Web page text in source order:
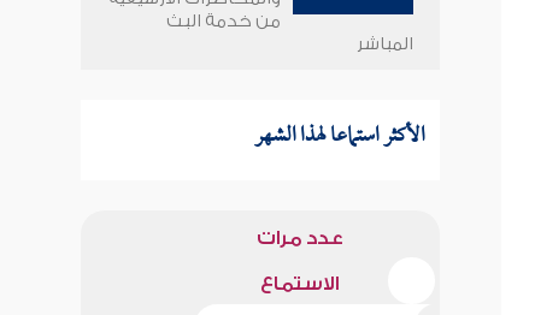
من خدمة البث
المباشر
الأكثر استماعا لهذا الشهر
عدد مرات
الاستماع